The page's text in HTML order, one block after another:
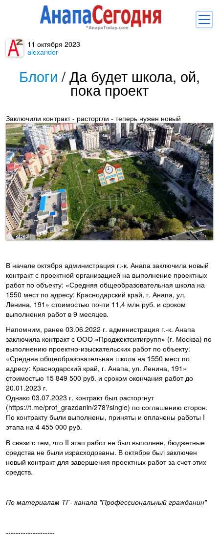
Комментарии
Об Анапе
Библиотека
Регистрация и Вход
11 октября 2023
alеxаndеr
Блоги /Да будет школа, ой,
пока проект
Заключили контракт - расторгли - теперь нужен новый
В начале октября администрация г.-к. Анапа заключила новый
контракт с проектной организацией на выполнение проектных
работ по объекту: «Средняя общеобразовательная школа на
1550 мест по адресу: Краснодарский край, г. Анапа, ул.
Ленина, 191» стоимостью почти 11,4 млн руб. и сроком
выполнения работ в 9 месяцев.
Напомним, ранее 03.06.2022 г. администрация г.-к. Анапа
заключила контракт с ООО «Проджектситигрупп» (г. Москва) по
выполнению проектно-изыскательских работ по объекту:
«Средняя общеобразовательная школа на 1550 мест по
адресу: Краснодарский край, г. Анапа, ул. Ленина, 191»
стоимостью 15 849 500 руб. и сроком окончания работ до
20.01.2023 г.
Однако 03.07.2023 г. контракт был расторгнут
(https://t.me/prof_grazdanin/278?single) по соглашению сторон.
По контракту были выполнены, приняты и оплачены работы I
этапа на 4 455 000 руб.
В связи с тем, что II этап работ не был выполнен, бюджетные
средства не были израсходованы. В октябре был заключен
новый контракт для завершения проектных работ за счет этих
средств.
По материалам ТГ- канала "Профессиональный гражданин"
--------------------